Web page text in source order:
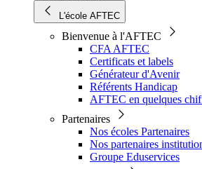
L'école AFTEC
Bienvenue à l'AFTEC
CFA AFTEC
Certificats et labels
Générateur d'Avenir
Référents Handicap
AFTEC en quelques
Partenaires
Nos écoles Partenaires
Nos partenaires
Groupe Eduservices